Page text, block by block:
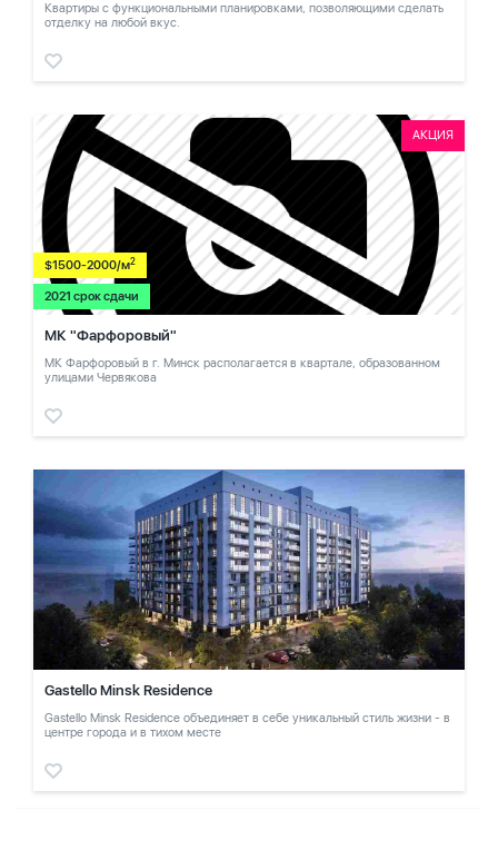
Квартиры с функциональными планировками, позволяющими сделать
отделку на любой вкус.
АКЦИЯ
$1500-2000/м2
2021 срок сдачи
МК "Фарфоровый"
МК Фарфоровый в г. Минск располагается в квартале, образованном
улицами Червякова
Gastello Minsk Residence
Gastello Minsk Residence объединяет в себе уникальный стиль жизни - в
центре города и в тихом месте